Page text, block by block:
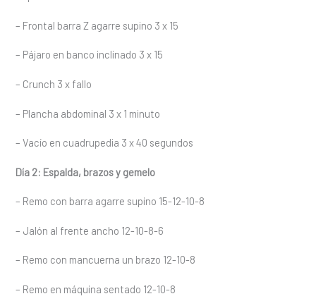
– Frontal barra Z agarre supino 3 x 15
– Pájaro en banco inclinado 3 x 15
– Crunch 3 x fallo
– Plancha abdominal 3 x 1 minuto
– Vacío en cuadrupedia 3 x 40 segundos
Día 2: Espalda, brazos y gemelo
– Remo con barra agarre supino 15-12-10-8
– Jalón al frente ancho 12-10-8-6
– Remo con mancuerna un brazo 12-10-8
– Remo en máquina sentado 12-10-8